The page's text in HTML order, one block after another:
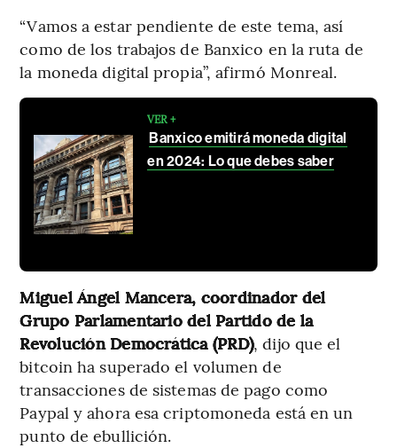
“Vamos a estar pendiente de este tema, así
como de los trabajos de Banxico en la ruta de
la moneda digital propia”, afirmó Monreal.
VER +
Banxico emitirá moneda digital
en 2024: Lo que debes saber
Miguel Ángel Mancera, coordinador del
Grupo Parlamentario del Partido de la
Revolución Democrática (PRD), dijo que el
bitcoin ha superado el volumen de
transacciones de sistemas de pago como
Paypal y ahora esa criptomoneda está en un
punto de ebullición.